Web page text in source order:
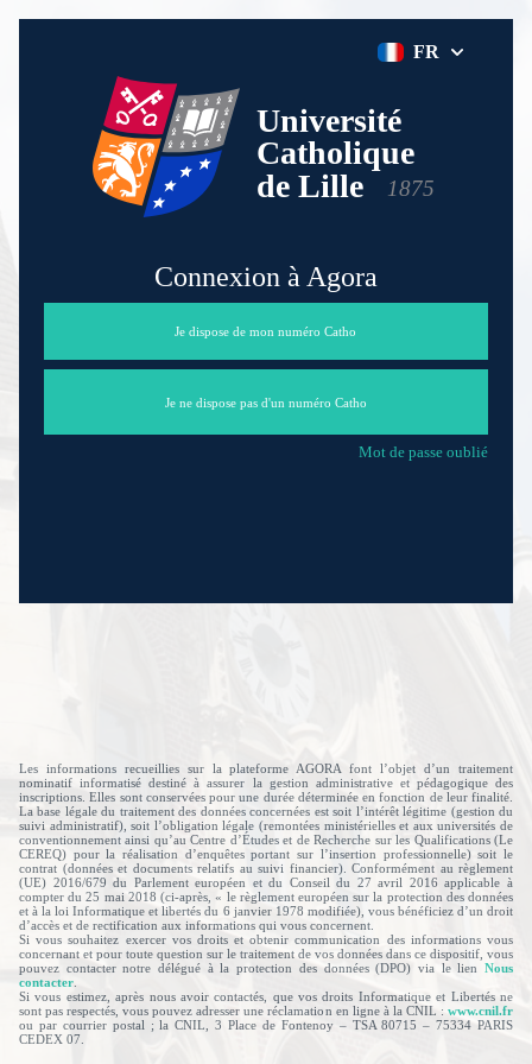
FR
Connexion à Agora
Je dispose de mon numéro Catho
Je ne dispose pas d'un numéro Catho
IDENTIFIANT
MOT DE PASSE
Mot de passe oublié
Les informations recueillies sur la plateforme AGORA font l’objet d’un traitement
nominatif informatisé destiné à assurer la gestion administrative et pédagogique des
inscriptions. Elles sont conservées pour une durée déterminée en fonction de leur finalité.
La base légale du traitement des données concernées est soit l’intérêt légitime (gestion du
suivi administratif), soit l’obligation légale (remontées ministérielles et aux universités de
conventionnement ainsi qu’au Centre d’Études et de Recherche sur les Qualifications (Le
CEREQ) pour la réalisation d’enquêtes portant sur l’insertion professionnelle) soit le
contrat (données et documents relatifs au suivi financier). Conformément au règlement
(UE) 2016/679 du Parlement européen et du Conseil du 27 avril 2016 applicable à
compter du 25 mai 2018 (ci-après, « le règlement européen sur la protection des données
et à la loi Informatique et libertés du 6 janvier 1978 modifiée), vous bénéficiez d’un droit
d’accès et de rectification aux informations qui vous concernent.
Si vous souhaitez exercer vos droits et obtenir communication des informations vous
concernant et pour toute question sur le traitement de vos données dans ce dispositif, vous
pouvez contacter notre délégué à la protection des données (DPO) via le lien Nous
contacter
Si vous estimez, après nous avoir contactés, que vos droits Informatique et Libertés ne
sont pas respectés, vous pouvez adresser une réclamation en ligne à la CNIL : www.cnil.fr
ou par courrier postal ; la CNIL, 3 Place de Fontenoy – TSA 80715 – 75334 PARIS
CEDEX 07.